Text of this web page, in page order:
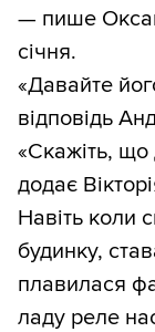
— пише
січня.
«Давайте
відповідь
«Скажіть,
додає
Навіть коли
будинку,
плавилася
ладу реле